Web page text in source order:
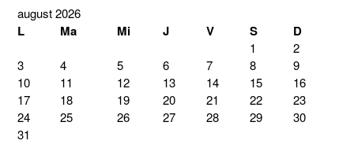
august 2026
L Ma Mi J V S D
1
2
3
4 5 6 7 8
9
10
11 12 13 14 15
16
17
18 19 20 21 22
23
24
25 26 27 28 29
30
31